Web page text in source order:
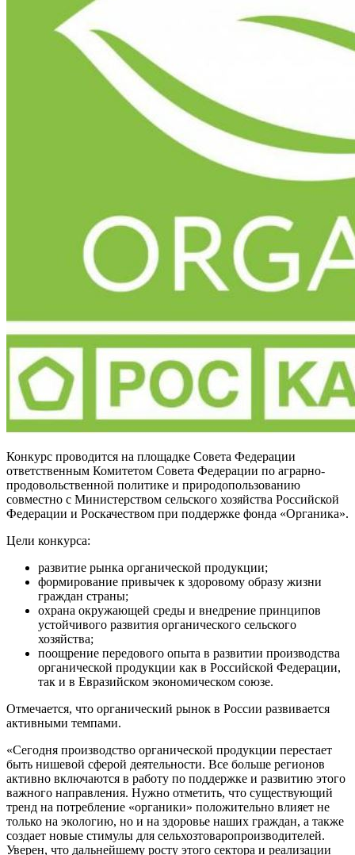
Конкурс проводится на площадке Совета Федерации
ответственным Комитетом Совета Федерации по аграрно-
продовольственной политике и природопользованию
совместно с Министерством сельского хозяйства Российской
Федерации и Роскачеством при поддержке фонда «Органика».
Цели конкурса:
развитие рынка органической продукции;
формирование привычек к здоровому образу жизни
граждан страны;
охрана окружающей среды и внедрение принципов
устойчивого развития органического сельского
хозяйства;
поощрение передового опыта в развитии производства
органической продукции как в Российской Федерации,
так и в Евразийском экономическом союзе.
Отмечается, что органический рынок в России развивается
активными темпами.
«Сегодня производство органической продукции перестает
быть нишевой сферой деятельности. Все больше регионов
активно включаются в работу по поддержке и развитию этого
важного направления. Нужно отметить, что существующий
тренд на потребление «органики» положительно влияет не
только на экологию, но и на здоровье наших граждан, а также
создает новые стимулы для сельхозтоваропроизводителей.
Уверен, что дальнейшему росту этого сектора и реализации